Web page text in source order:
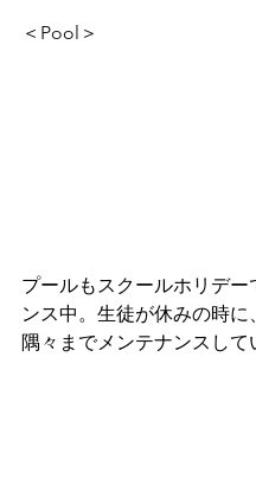
＜Pool＞
プールもスクールホリデー
ンス中。生徒が休みの時に
隅々までメンテナンスして